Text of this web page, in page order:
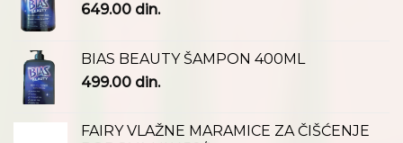
649.00 din.
BIAS BEAUTY ŠAMPON 400ML
499.00 din.
FAIRY VLAŽNE MARAMICE ZA ČIŠĆENJE